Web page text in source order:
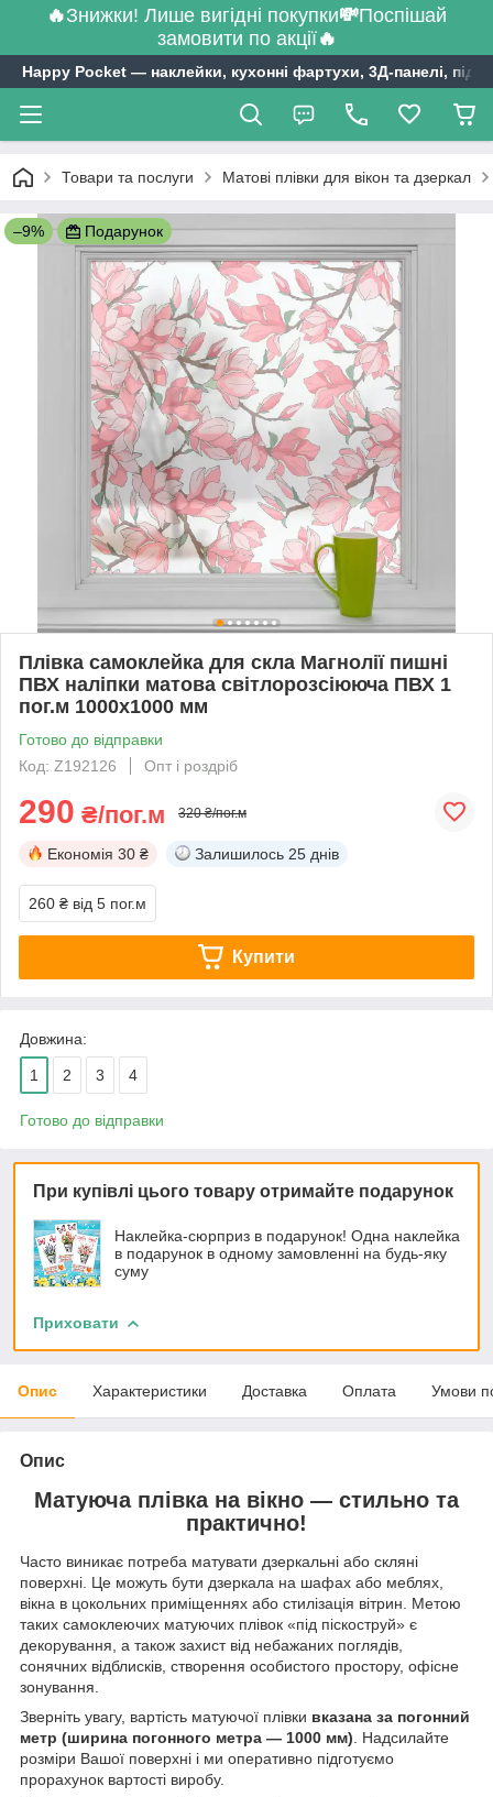
🔥Знижки! Лише вигідні покупки💸Поспішай
замовити по акції🔥
Happy Pocket ― наклейки, кухонні фартухи, 3Д-панелі,
Товари та послуги Матові плівки для вікон та дзеркал
–9% Подарунок
Плівка самоклейка для скла Магнолії пишні
ПВХ наліпки матова світлорозсіююча ПВХ 1
пог.м 1000х1000 мм
Готово до відправки
Код: Z192126
Опт і роздріб
290 ₴/пог.м 320 ₴/пог.м
Економія 30 ₴ Залишилось 25 днів
260 ₴ від 5 пог.м
Купити
Довжина:
1 2 3 4
Готово до відправки
При купівлі цього товару отримайте подарунок
Наклейка-сюрприз в подарунок! Одна наклейка
в подарунок в одному замовленні на будь-яку
суму
Приховати
Опис Характеристики Доставка Оплата Умови
Опис
Матуюча плівка на вікно — стильно та
практично!
Часто виникає потреба матувати дзеркальні або скляні
поверхні. Це можуть бути дзеркала на шафах або меблях,
вікна в цокольних приміщеннях або стилізація вітрин. Метою
таких самоклеючих матуючих плівок «під піскоструй» є
декорування, а також захист від небажаних поглядів,
сонячних відблисків, створення особистого простору, офісне
зонування.
Зверніть увагу, вартість матуючої плівки вказана за погонний
метр (ширина погонного метра — 1000 мм). Надсилайте
розміри Вашої поверхні і ми оперативно підготуємо
прорахунок вартості виробу.